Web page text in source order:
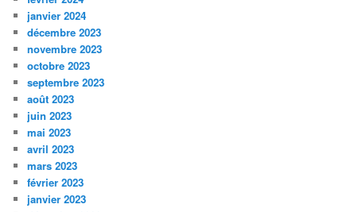
janvier 2024
décembre 2023
novembre 2023
octobre 2023
septembre 2023
août 2023
juin 2023
mai 2023
avril 2023
mars 2023
février 2023
janvier 2023